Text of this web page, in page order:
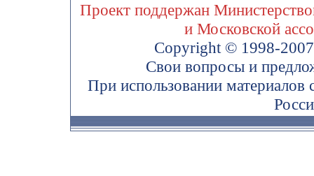
Проект поддержан
и Московской
Copyright © 1998-
Свои вопросы и
При использовании